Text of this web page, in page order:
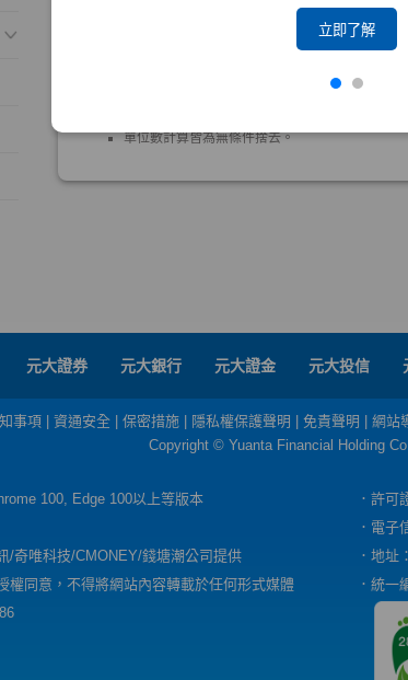
立即了解
元大證券 元大銀行 元大證金 元大投信
事項 資通安全 保密措施 隱私權保護聲明 免責聲明 網站
Copyright © Yuanta Financial Holding
100, Edge 100以上等版本
．許可
．電子
/奇唯科技/CMONEY/錢塘潮公司提供
．地址
權同意，不得將網站內容轉載於任何形式媒體
．統一